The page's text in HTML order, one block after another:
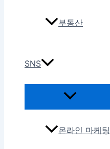
부동산
SNS
온라인 마케팅